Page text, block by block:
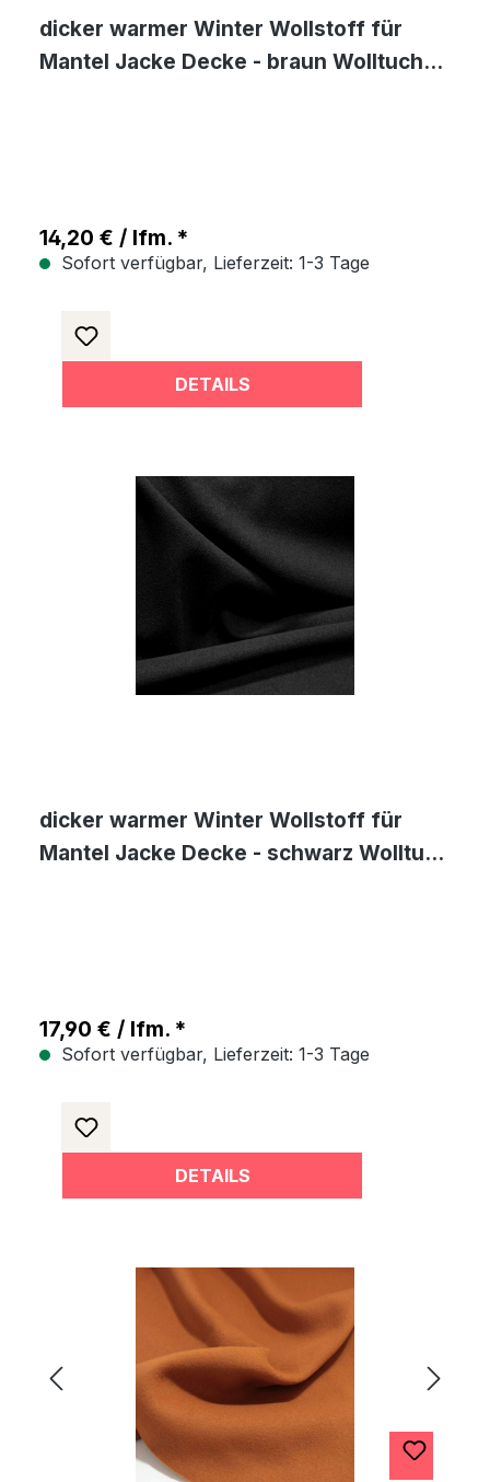
dicker warmer Winter Wollstoff für
Mantel Jacke Decke - braun Wolltuch
14,20 € / lfm. *
Sofort verfügbar, Lieferzeit: 1-3 Tage
DETAILS
dicker warmer Winter Wollstoff für
Mantel Jacke Decke - schwarz Wolltuch
17,90 € / lfm. *
Sofort verfügbar, Lieferzeit: 1-3 Tage
DETAILS